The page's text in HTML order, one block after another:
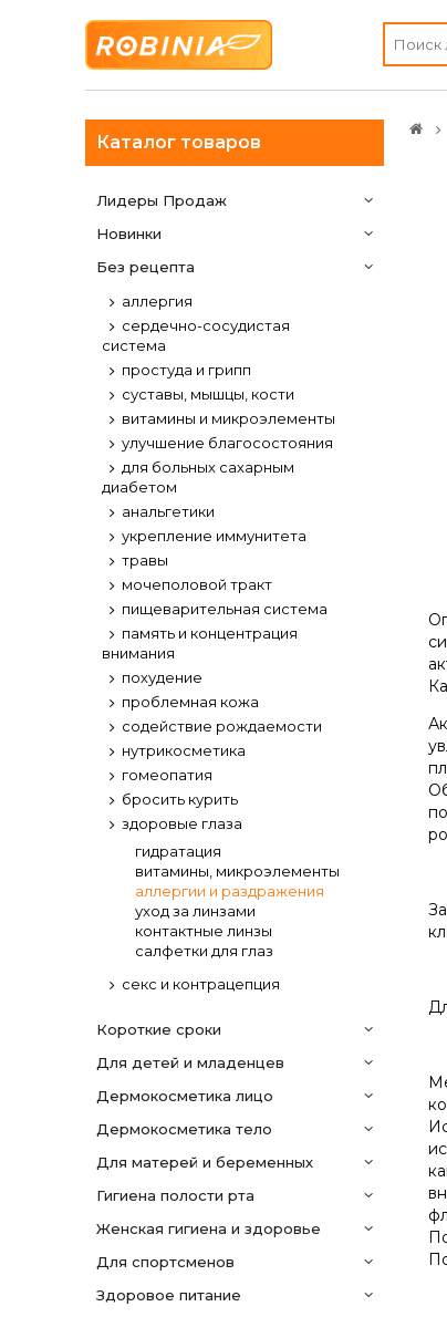
Каталог товаров
Лидеры Продаж
Новинки
Без рецепта
аллергия
сердечно-сосудистая
система
простуда и грипп
суставы, мышцы, кости
витамины и микроэлементы
улучшение благосостояния
для больных сахарным
диабетом
анальгетики
укрепление иммунитета
травы
мочеполовой тракт
пищеварительная система
память и концентрация
внимания
похудение
проблемная кожа
содействие рождаемости
нутрикосметика
гомеопатия
бросить курить
здоровые глаза
гидратация
витамины, микроэлементы
аллергии и раздражения
уход за линзами
контактные линзы
салфетки для глаз
секс и контрацепция
Короткие сроки
Для детей и младенцев
дермокосметика лицо
дермокосметика тело
Для матерей и беременных
гигиена полости рта
женская гигиена и здоровье
для спортсменов
здоровое питание